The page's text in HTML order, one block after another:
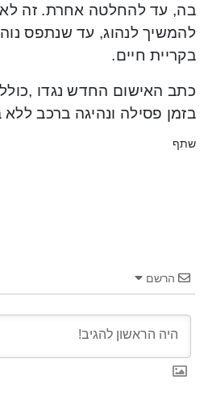
בה, עד להחלטה אחרת. זה לא
להמשיך לנהוג, עד שנתפס
בקריית חיים.
כתב האישום החדש נגדו
בזמן פסילה ונהיגה ברכב ללא
שתף
הרשם